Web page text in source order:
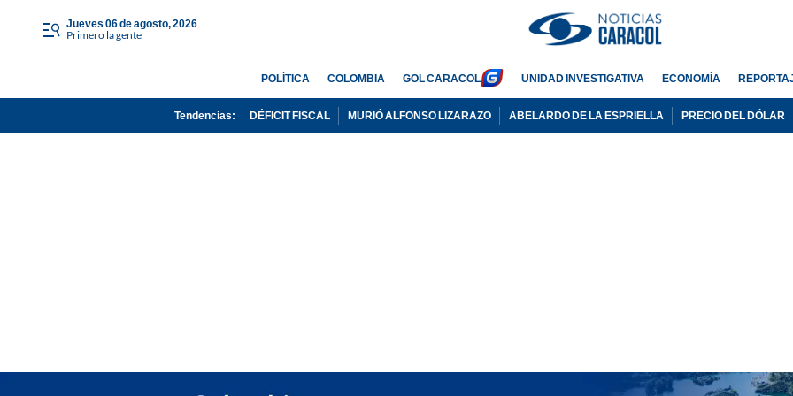
jueves 06 de agosto, 2026
Primero la gente
POLÍTICA COLOMBIA GOL CARACOL UNIDAD INVESTIGATIVA ECONOMÍA
Tendencias: DÉFICIT FISCAL MURIÓ ALFONSO LIZARAZO ABELARDO DE LA ESPRIELLA PRECIO DEL DÓLAR